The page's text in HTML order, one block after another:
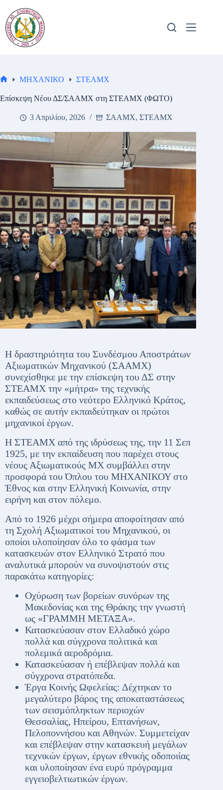
ΜΗΧΑΝΙΚΟ ΣΤΕΑΜΧ
Επίσκεψη Νέου ΔΣ/ΣΑΑΜΧ στη ΣΤΕΑΜΧ (ΦΩΤΟ)
3 Απριλίου, 2026 ΣΑΑΜΧ, ΣΤΕΑΜΧ
Η δραστηριότητα του Συνδέσμου Αποστράτων
Αξιωματικών Μηχανικού (ΣΑΑΜΧ)
συνεχίσθηκε με την επίσκεψη του ΔΣ στην
ΣΤΕΑΜΧ την «μήτρα» της τεχνικής
εκπαιδεύσεως στο νεότερο Ελληνικό Κράτος,
καθώς σε αυτήν εκπαιδεύτηκαν οι πρώτοι
μηχανικοί έργων.
Η ΣΤΕΑΜΧ από της ιδρύσεως της, την 11 Σεπ
1925, με την εκπαίδευση που παρέχει στους
νέους Αξιωματικούς ΜΧ συμβάλλει στην
προσφορά του Όπλου του ΜΗΧΑΝΙΚΟΥ στο
Έθνος και στην Ελληνική Κοινωνία, στην
ειρήνη και στον πόλεμο.
Από το 1926 μέχρι σήμερα αποφοίτησαν από
τη Σχολή Αξιωματικοί του Μηχανικού, οι
οποίοι υλοποίησαν όλο το φάσμα των
κατασκευών στον Ελληνικό Στρατό που
αναλυτικά μπορούν να συνοψιστούν στις
παρακάτω κατηγορίες:
Οχύρωση των βορείων συνόρων της
Μακεδονίας και της Θράκης την γνωστή
ως «ΓΡΑΜΜΗ ΜΕΤΑΞΑ».
Κατασκεύασαν στον Ελλαδικό χώρο
πολλά και σύγχρονα πολιτικά και
πολεμικά αεροδρόμια.
Κατασκεύασαν ή επέβλεψαν πολλά και
σύγχρονα στρατόπεδα.
Έργα Κοινής Ωφελείας: Δέχτηκαν το
μεγαλύτερο βάρος της αποκαταστάσεως
των σεισμόπληκτων περιοχών
Θεσσαλίας, Ηπείρου, Επτανήσων,
Πελοποννήσου και Αθηνών. Συμμετείχαν
και επέβλεψαν στην κατασκευή μεγάλων
τεχνικών έργων, έργων εθνικής οδοποιίας
και υλοποίησαν ένα ευρύ πρόγραμμα
εγγειοβελτιωτικών έργων.